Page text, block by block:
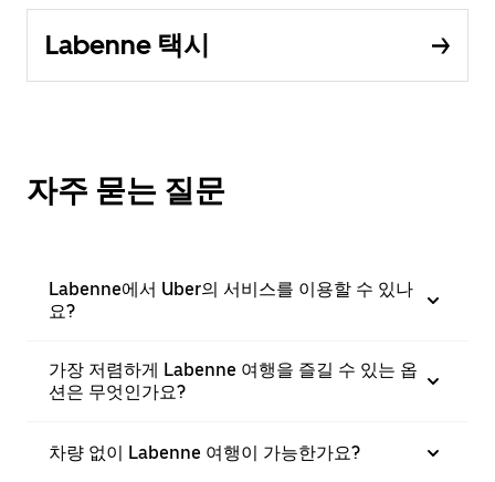
Labenne 택시
자주 묻는 질문
Labenne에서 Uber의 서비스를 이용할 수 있나
요?
가장 저렴하게 Labenne 여행을 즐길 수 있는 옵
션은 무엇인가요?
차량 없이 Labenne 여행이 가능한가요?